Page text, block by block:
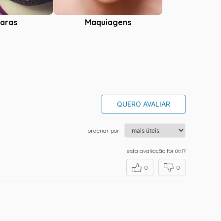
Maquiagens
QUERO AVALIAR
ordenar por
esta avaliação foi útil?
0 0